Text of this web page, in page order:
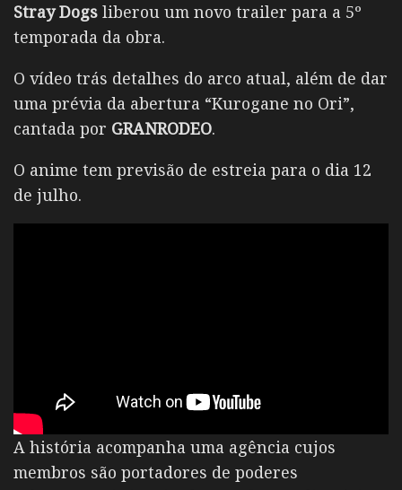
Stray Dogs liberou um novo trailer para a 5º
temporada da obra.
O vídeo trás detalhes do arco atual, além de dar
uma prévia da abertura “Kurogane no Ori”,
cantada por GRANRODEO.
O anime tem previsão de estreia para o dia 12
de julho.
A história acompanha uma agência cujos
membros são portadores de poderes